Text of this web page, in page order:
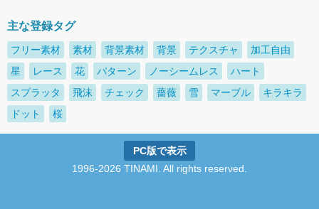
主な登録タグ
フリー素材 素材 背景素材 背景 テクスチャ
加工自由
星
レース 花 パターン ノーシームレス
ハート
スプラッタ
飛沫 チェック 薔薇 雪 マーブル
キラキラ
ドット
桜
PC版で表示
1996-2026 TINAMI. All rights reserved.